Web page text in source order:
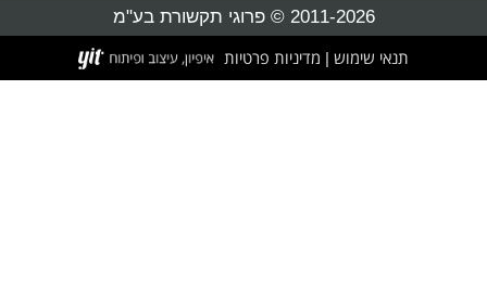
2011-2026 © פרוגי תקשורת בע"מ
תנאי שימוש מדיניות פרטיות